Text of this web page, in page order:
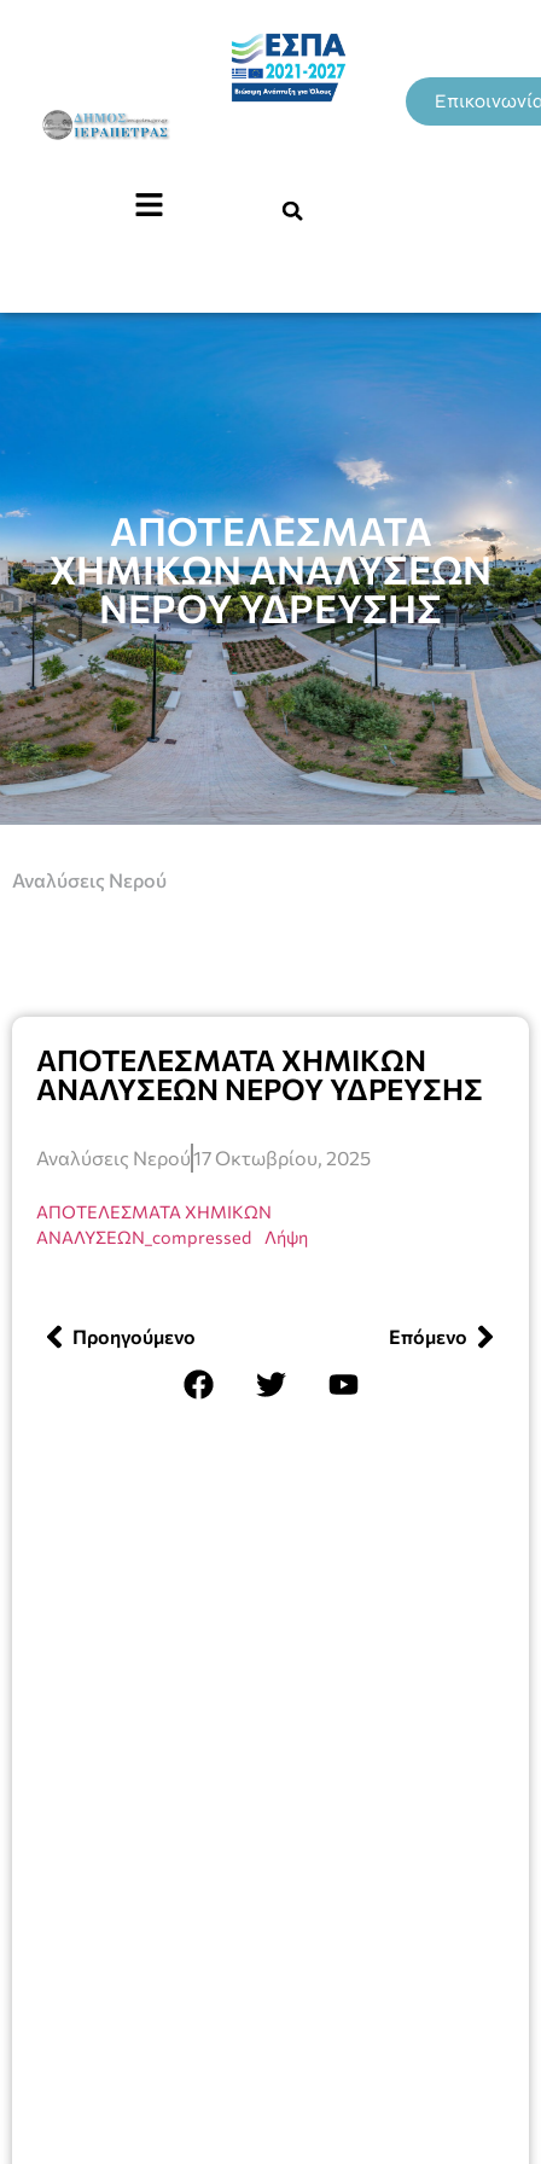
ΑΠΟΤΕΛΕΣΜΑΤΑ
ΧΗΜΙΚΩΝ ΑΝΑΛΥΣΕΩΝ
ΝΕΡΟΥ ΥΔΡΕΥΣΗΣ
Αναλύσεις Νερού
ΑΠΟΤΕΛΕΣΜΑΤΑ ΧΗΜΙΚΩΝ
ΑΝΑΛΥΣΕΩΝ ΝΕΡΟΥ ΥΔΡΕΥΣΗΣ
Αναλύσεις Νερού17 Οκτωβρίου, 2025
ΑΠΟΤΕΛΕΣΜΑΤΑ ΧΗΜΙΚΩΝ
ΑΝΑΛΥΣΕΩΝ_compressed
Λήψη
Προηγούμενο Επόμενο